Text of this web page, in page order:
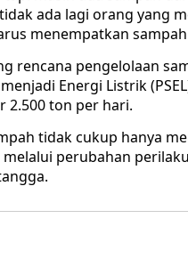
ada lagi orang yang
menempatkan
rencana pengelolaan
Energi Listrik
2.500 ton per hari.
tidak cukup hanya
perubahan